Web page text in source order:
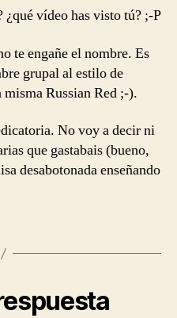
vídeo has visto tú? ;-P
te engañe el nombre. Es
grupal al estilo de
Russian Red ;-).
No voy a decir ni
que gastabais (bueno,
desabotonada enseñando